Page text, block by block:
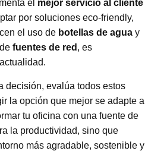
el mejor servicio al cliente
por soluciones eco-friendly,
el uso de botellas de agua y
fuentes de red , es
decisión, evalúa todos estos
la opción que mejor se adapte a
tu oficina con una fuente de
la productividad, sino que
más agradable, sostenible y